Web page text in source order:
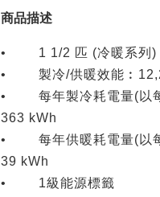
商品描述
• 1 1/2 匹 (冷暖系列)
• 製冷/供暖效能
• 每年製冷耗電量(以每
363 kWh
• 每年供暖耗電量(以每
39 kWh
• 1級能源標籤